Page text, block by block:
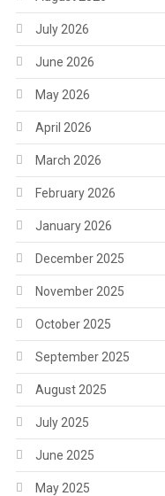
July 2026
June 2026
May 2026
April 2026
March 2026
February 2026
January 2026
December 2025
November 2025
October 2025
September 2025
August 2025
July 2025
June 2025
May 2025